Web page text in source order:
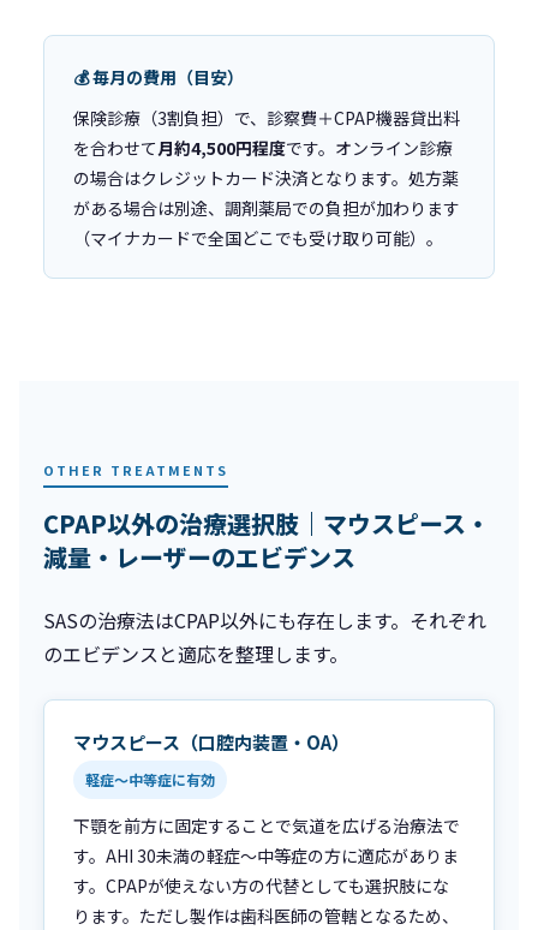
💰 毎月の費用（目安）
保険診療（3割負担）で、診察費＋CPAP機器貸出料
を合わせて月約4,500円程度です。オンライン診療
の場合はクレジットカード決済となります。処方薬
がある場合は別途、調剤薬局での負担が加わります
（マイナカードで全国どこでも受け取り可能）。
OTHER TREATMENTS
CPAP以外の治療選択肢｜マウスピース・
減量・レーザーのエビデンス
SASの治療法はCPAP以外にも存在します。それぞれ
のエビデンスと適応を整理します。
マウスピース（口腔内装置・OA）
軽症〜中等症に有効
下顎を前方に固定することで気道を広げる治療法で
す。AHI 30未満の軽症〜中等症の方に適応がありま
す。CPAPが使えない方の代替としても選択肢にな
ります。ただし製作は歯科医師の管轄となるため、